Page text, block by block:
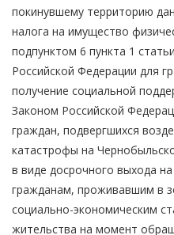
покинувшему территорию
налога на имущество
подпунктом 6 пункта 1 статьи
Российской Федерации для
получение социальной
Законом Российской
граждан, подвергшихся
катастрофы на
в виде досрочного выхода
гражданам, проживавшим в
социально-экономическим
жительства на момент